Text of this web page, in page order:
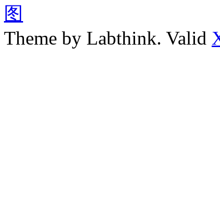
图
Theme by Labthink. Valid